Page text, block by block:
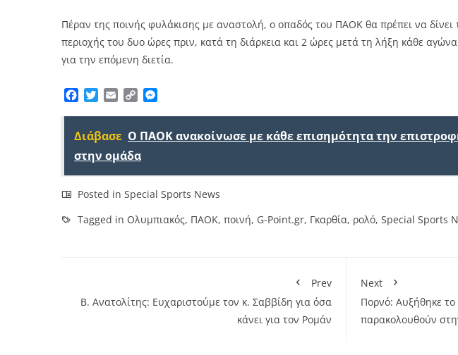
Πέραν της ποινής φυλάκισης με αναστολή, ο οπαδός του ΠΑΟΚ θα πρέπει να
περιοχής του δυο ώρες πριν, κατά τη διάρκεια και 2 ώρες μετά τη λήξη κάθε
για την επόμενη διετία.
Facebook
TwitterEmailCopy
Διάβασε Ο ΠΑΟΚ ανακοίνωσε με κάθε επισημότητα την
στην ομάδα
Posted in Special Sports News
Tagged in Ολυμπιακός, ΠΑΟΚ, ποινή, G-Point.gr, Γκαρθία, ρολό, Special Sports
Prev
Β. Ανατολίτης: Ευχαριστούμε τον κ. Σαββίδη για όσα
κάνει για τον Ρομάν
Next
Πορνό: Αυξήθηκε
παρακολουθούν